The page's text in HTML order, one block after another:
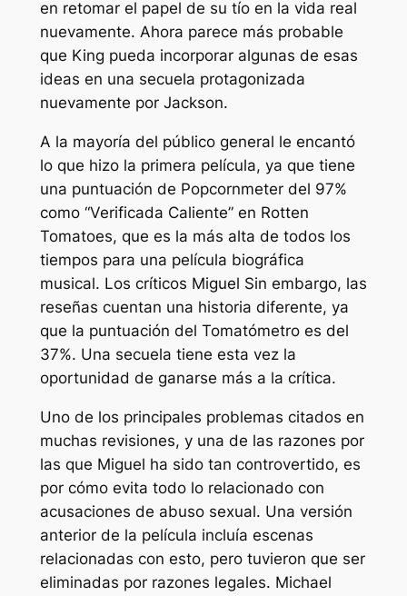
en retomar el papel de su tío en la vida real
nuevamente. Ahora parece más probable
que King pueda incorporar algunas de esas
ideas en una secuela protagonizada
nuevamente por Jackson.
A la mayoría del público general le encantó
lo que hizo la primera película, ya que tiene
una puntuación de Popcornmeter del 97%
como “Verificada Caliente” en Rotten
Tomatoes, que es la más alta de todos los
tiempos para una película biográfica
musical. Los críticos Miguel Sin embargo, las
reseñas cuentan una historia diferente, ya
que la puntuación del Tomatómetro es del
37%. Una secuela tiene esta vez la
oportunidad de ganarse más a la crítica.
Uno de los principales problemas citados en
muchas revisiones, y una de las razones por
las que Miguel ha sido tan controvertido, es
por cómo evita todo lo relacionado con
acusaciones de abuso sexual. Una versión
anterior de la película incluía escenas
relacionadas con esto, pero tuvieron que ser
eliminadas por razones legales. Michael